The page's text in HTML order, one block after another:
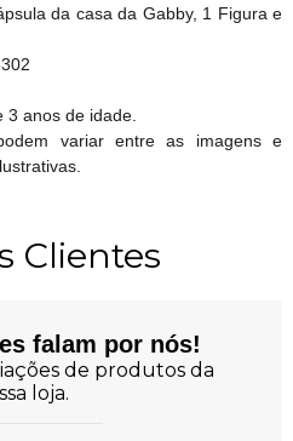
da casa da Gabby, 1 Figura e
3 anos de idade.
variar entre as imagens e
Clientes
falam por nós!
de produtos da
loja.